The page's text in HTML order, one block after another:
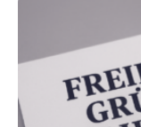
Bundesverbands
durchgeführt
Antworten von
Ergebnis:
über 50 Jahre alt